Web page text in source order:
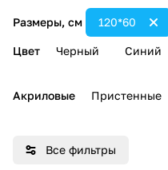
ванн
ы
ванн
Размеры, см 120*60
Цвет Черный Синий
Акриловые Пристенные
Все фильтры